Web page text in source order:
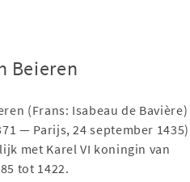
Beieren
(Frans: Isabeau de Bavière)
— Parijs, 24 september
met Karel VI koningin van
tot 1422.